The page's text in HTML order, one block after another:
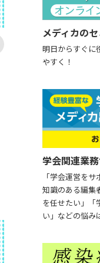
メディカの
明日からすぐに
やすく！
学会関連業
「学会運営を
知識のある編集
を任せたい」「
い」などの悩み